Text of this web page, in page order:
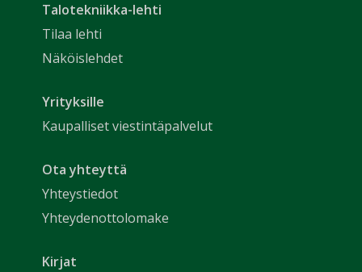
Talotekniikka-lehti
Tilaa lehti
Näköislehdet
Yrityksille
Kaupalliset viestintäpalvelut
Ota yhteyttä
Yhteystiedot
Yhteydenottolomake
Kirjat